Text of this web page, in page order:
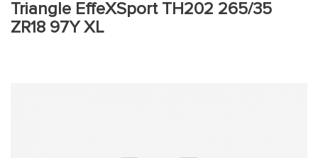
Triangle EffeXSport TH202 265/35
ZR18 97Y XL